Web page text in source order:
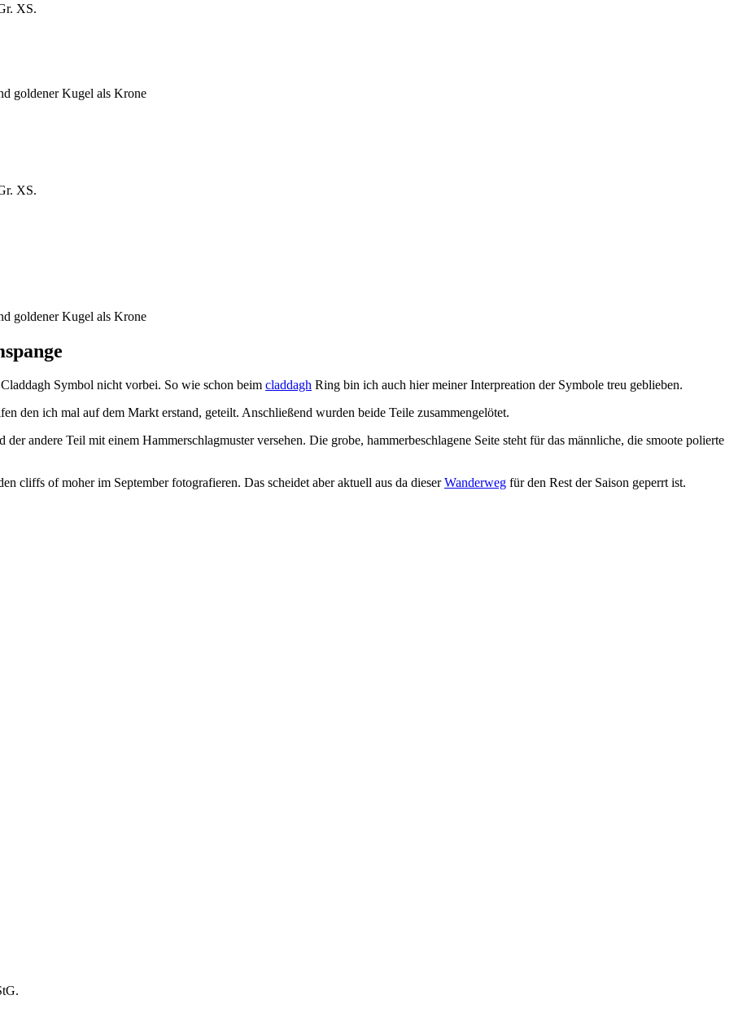
XS.
goldener Kugel als Krone
XS.
goldener Kugel als Krone
Symbol nicht vorbei. So wie schon beim claddagh Ring bin ich auch hier meiner Interpreation der Symbole treu geblieben.
den ich mal auf dem Markt erstand, geteilt. Anschließend wurden beide Teile zusammengelötet.
andere Teil mit einem Hammerschlagmuster versehen. Die grobe, hammerbeschlagene Seite steht für das männliche, die smoote polierte
cliffs of moher im September fotografieren. Das scheidet aber aktuell aus da dieserWanderweg für den Rest der Saison geperrt ist.